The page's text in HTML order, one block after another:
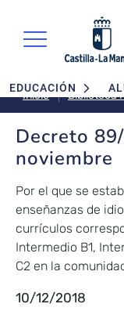
Navegación
EDUCACIÓN
Inicio Biblioteca
Decreto
noviembre
Por el que se
enseñanzas de
currículos
Intermedio B1,
C2 en la
10/12/2018